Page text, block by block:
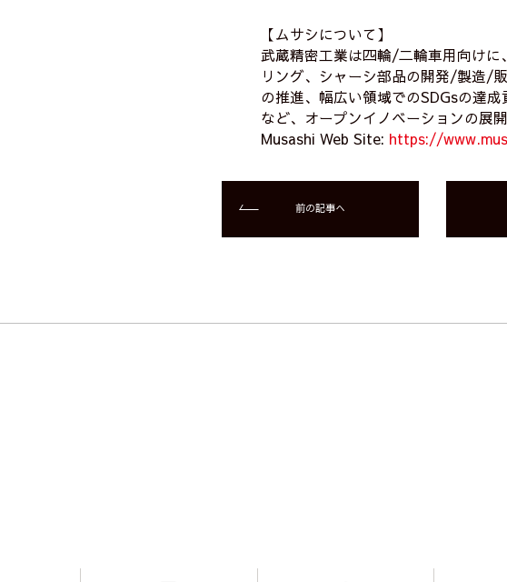
【ムサシについて】
武蔵精密工業は四輪/二輪車用向け
リング、シャーシ部品の開発/製造/
の推進、幅広い領域でのSDGsの達
など、オープンイノベーションの展
Musashi Web Site: https://
前の記事へ